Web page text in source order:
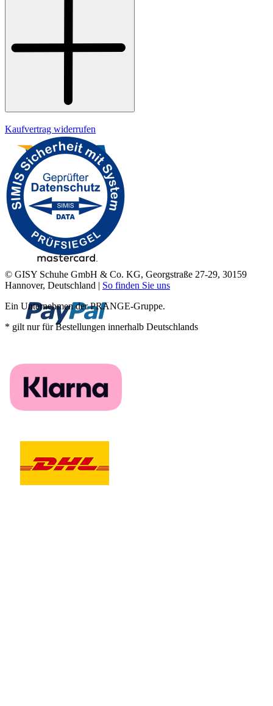
Kaufvertrag widerrufen
© GISY Schuhe GmbH & Co. KG, Georgstraße 27-29, 30159
Hannover, Deutschland | So finden Sie uns
Ein Unternehmen der PRANGE-Gruppe.
* gilt nur für Bestellungen innerhalb Deutschlands